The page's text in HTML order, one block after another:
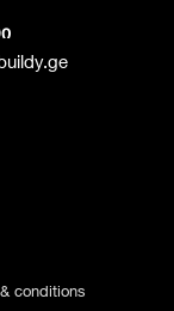
conditions